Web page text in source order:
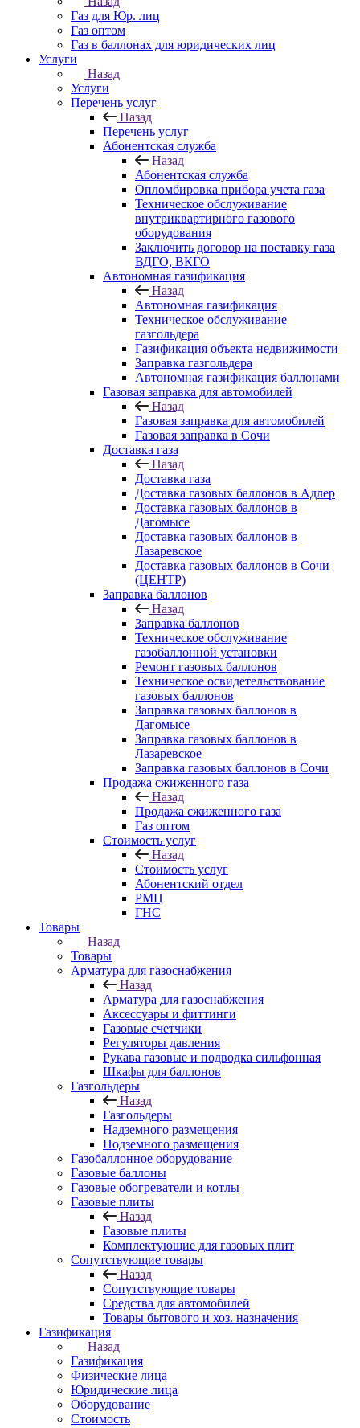
Газ для Юр. лиц
Газ оптом
Газ в баллонах для юридических лиц
Услуги
Назад
Услуги
Перечень услуг
Назад
Перечень услуг
Абонентская служба
Назад
Абонентская служба
Опломбировка прибора учета газа
Техническое обслуживание
внутриквартирного газового
оборудования
Заключить договор на поставку газа
ВДГО, ВКГО
Автономная газификация
Назад
Автономная газификация
Техническое обслуживание
газгольдера
Газификация объекта недвижимости
Заправка газгольдера
Автономная газификация баллонами
Газовая заправка для автомобилей
Назад
Газовая заправка для автомобилей
Газовая заправка в Сочи
Доставка газа
Назад
Доставка газа
Доставка газовых баллонов в Адлер
Доставка газовых баллонов в
Дагомысе
Доставка газовых баллонов в
Лазаревское
Доставка газовых баллонов в Сочи
(ЦЕНТР)
Заправка баллонов
Назад
Заправка баллонов
Техническое обслуживание
газобаллонной установки
Pемонт газовых баллонов
Техническое освидетельствование
газовых баллонов
Заправка газовых баллонов в
Дагомысе
Заправка газовых баллонов в
Лазаревское
Заправка газовых баллонов в Сочи
Продажа сжиженного газа
Назад
Продажа сжиженного газа
Газ оптом
Стоимость услуг
Назад
Стоимость услуг
Абонентский отдел
РМЦ
ГНС
Товары
Назад
Товары
Арматура для газоснабжения
Назад
Арматура для газоснабжения
Аксессуары и фиттинги
Газовые счетчики
Регуляторы давления
Рукава газовые и подводка сильфонная
Шкафы для баллонов
Газгольдеры
Назад
Газгольдеры
Надземного размещения
Подземного размещения
Газобаллонное оборудование
Газовые баллоны
Газовые обогреватели и котлы
Газовые плиты
Назад
Газовые плиты
Комплектующие для газовых плит
Сопутствующие товары
Назад
Сопутствующие товары
Средства для автомобилей
Товары бытового и хоз. назначения
Газификация
Назад
Газификация
Физические лица
Юридические лица
Оборудование
Стоимость